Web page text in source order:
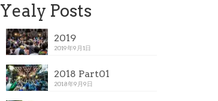
Yealy Posts
2019
2019年9月1日
2018 Part01
2018年9月9日